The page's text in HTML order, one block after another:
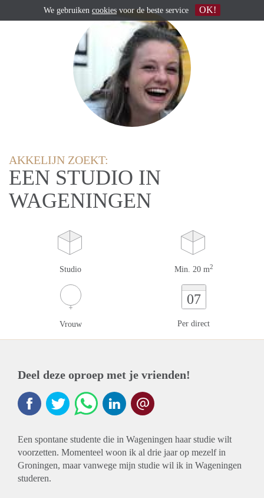
AKKELIJN ZOEKT:
EEN STUDIO IN
WAGENINGEN
Studio Min. 20 m2
Vrouw
07
Per direct
Deel deze oproep met je vrienden!
Een spontane studente die in Wageningen haar studie wilt
voorzetten. Momenteel woon ik al drie jaar op mezelf in
Groningen, maar vanwege mijn studie wil ik in Wageningen
studeren.
We gebruiken cookies voor de beste service OK!